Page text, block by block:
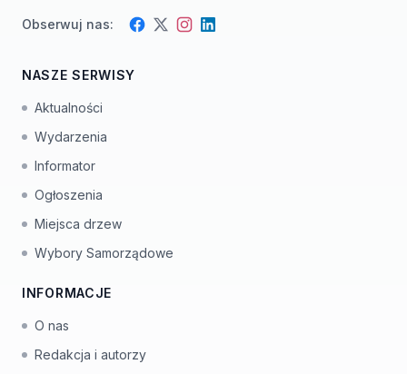
Obserwuj nas: Facebook
TwitterInstagram
LinkedIn
NASZE SERWISY
Aktualności
Wydarzenia
Informator
Ogłoszenia
Miejsca drzew
Wybory Samorządowe
INFORMACJE
O nas
Redakcja i autorzy